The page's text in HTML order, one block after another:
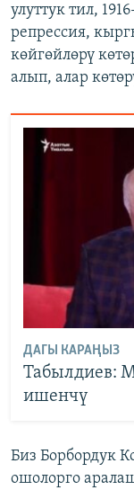
улуттук тил,
репрессия,
көйгөйлөрү
алып, алар
ДАГЫ КАРАҢЫЗ
Табылдиев:
ишенчү
Биз Борбордук
ошолорго